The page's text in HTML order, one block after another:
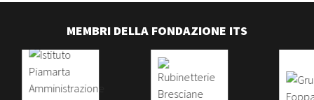
MEMBRI DELLA FONDAZIONE ITS